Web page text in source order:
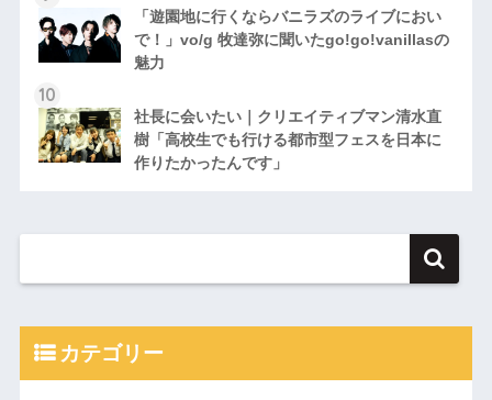
「遊園地に行くならバニラズのライブにおい
で！」vo/g 牧達弥に聞いたgo!go!vanillasの
魅力
社長に会いたい｜クリエイティブマン清水直
樹「高校生でも行ける都市型フェスを日本に
作りたかったんです」
カテゴリー